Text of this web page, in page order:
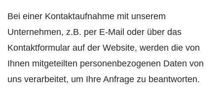
Bei einer Kontaktaufnahme mit unserem
Unternehmen, z.B. per E-Mail oder über das
Kontaktformular auf der Website, werden die von
Ihnen mitgeteilten personenbezogenen Daten von
uns verarbeitet, um Ihre Anfrage zu beantworten.